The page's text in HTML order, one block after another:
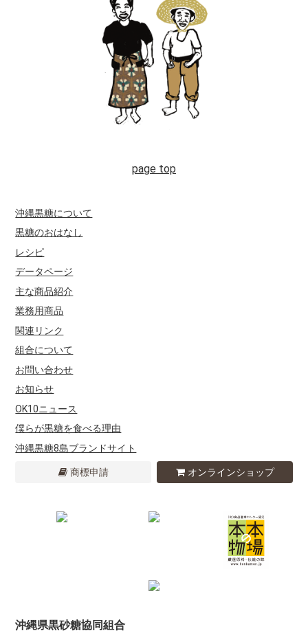
沖縄黒糖について
黒糖のおはなし
レシピ
データページ
主な商品紹介
業務用商品
関連リンク
組合について
お問い合わせ
お知らせ
OK10ニュース
僕らが黒糖を食べる理由
沖縄黒糖8島ブランドサイト
商標申請 オンラインショップ
沖縄県黒砂糖協同組合